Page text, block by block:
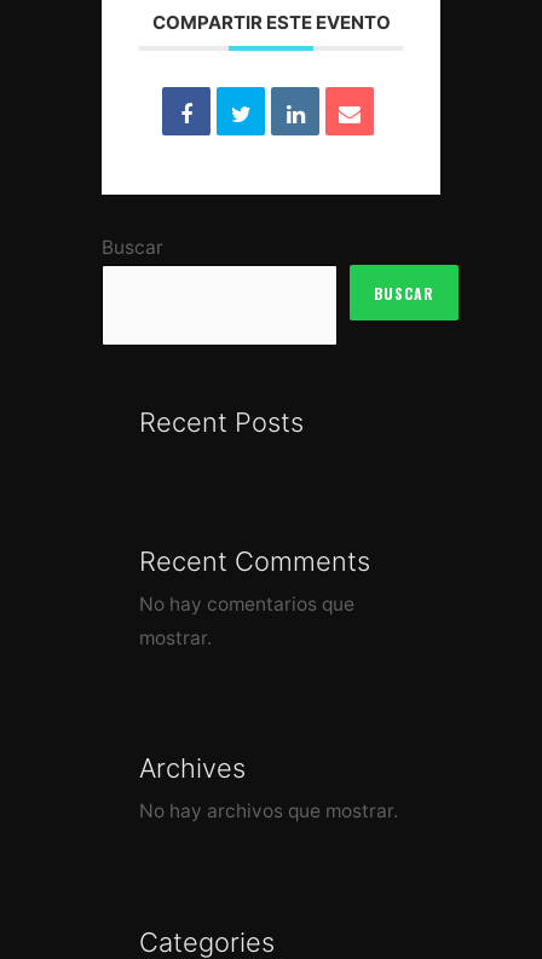
COMPARTIR ESTE EVENTO
Buscar
BUSCAR
Recent Posts
Recent Comments
No hay comentarios que
mostrar.
Archives
No hay archivos que mostrar.
Categories